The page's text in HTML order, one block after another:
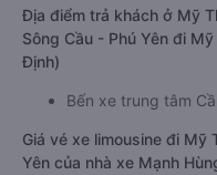
Địa điểm trả khách ở Mỹ
Sông Cầu - Phú Yên đi
Định)
Bến xe trung tâm
Giá vé xe limousine đi Mỹ
Yên của nhà xe Mạnh